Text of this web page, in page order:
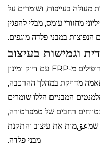
מעולה בעייפות, ושומרים על
מחזורי עומס, מבלי להפגין
הנפוצות במבני פלדה מוגפים.
וגמישות בעיצוב
תהליך הייצור של פלטראוז'ן מייצר פרופילים מ-FRP עם דיוק ומינון
מדויקת במהלך ההרכבה,
המבניים הללו שומרים
רחבים של טמפרטורה,
את עיצוב והתקנת
מבני פלדה.